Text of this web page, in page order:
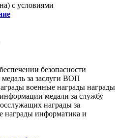
с условиями
безопасности
медаль за заслуги ВОП
военные награды награды
медали за службу
награды за
награды информатика и